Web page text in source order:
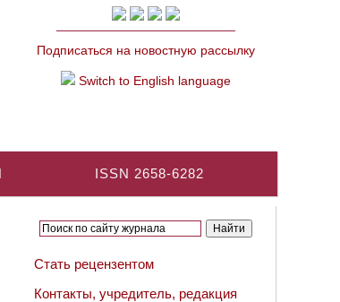
Подписаться на новостную рассылку
Switch to English language
ISSN 2658-6282
Стать рецензентом
Контакты, учредитель, редакция